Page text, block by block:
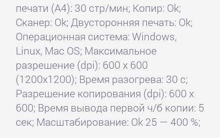
печати (А4): 30 стр/мин; Копир: Ok;
Сканер: Ok; Двусторонняя печать: Ok;
Операционная система: Windows,
Linux, Mac OS; Максимальное
разрешение (dpi): 600 x 600
(1200x1200); Время разогрева: 30 с;
Разрешение копирования (dpi): 600 x
600; Время вывода первой ч/б копии: 5
сек; Масштабирование: Ok 25 — 400 %;